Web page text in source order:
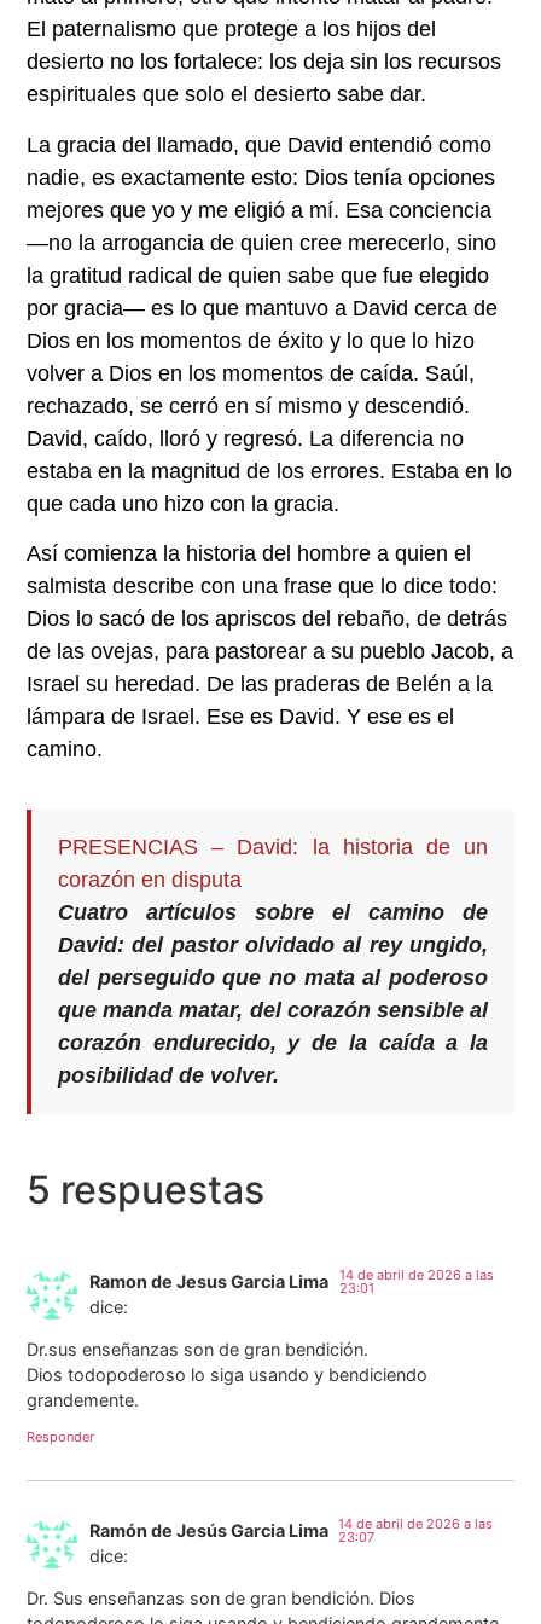
El paternalismo que protege a los hijos del
desierto no los fortalece: los deja sin los recursos
espirituales que solo el desierto sabe dar.
La gracia del llamado, que David entendió como
nadie, es exactamente esto: Dios tenía opciones
mejores que yo y me eligió a mí. Esa conciencia
—no la arrogancia de quien cree merecerlo, sino
la gratitud radical de quien sabe que fue elegido
por gracia— es lo que mantuvo a David cerca de
Dios en los momentos de éxito y lo que lo hizo
volver a Dios en los momentos de caída. Saúl,
rechazado, se cerró en sí mismo y descendió.
David, caído, lloró y regresó. La diferencia no
estaba en la magnitud de los errores. Estaba en lo
que cada uno hizo con la gracia.
Así comienza la historia del hombre a quien el
salmista describe con una frase que lo dice todo:
Dios lo sacó de los apriscos del rebaño, de detrás
de las ovejas, para pastorear a su pueblo Jacob, a
Israel su heredad. De las praderas de Belén a la
lámpara de Israel. Ese es David. Y ese es el
camino.
PRESENCIAS – David: la historia de un
corazón en disputa
Cuatro artículos sobre el camino de
David: del pastor olvidado al rey ungido,
del perseguido que no mata al poderoso
que manda matar, del corazón sensible al
corazón endurecido, y de la caída a la
posibilidad de volver.
5 respuestas
Ramon de Jesus Garcia Lima
dice:
14 de abril de 2026 a las
23:01
Dr.sus enseñanzas son de gran bendición.
Dios todopoderoso lo siga usando y bendiciendo
grandemente.
Responder
Ramón de Jesús Garcia Lima
dice:
14 de abril de 2026 a las
23:07
Dr. Sus enseñanzas son de gran bendición. Dios